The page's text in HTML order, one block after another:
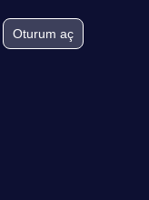
Oturum aç